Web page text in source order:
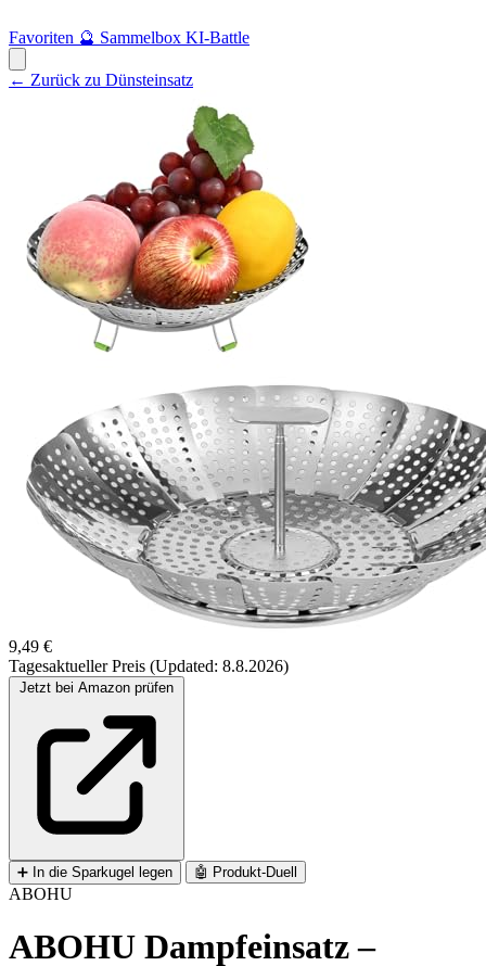
Favoriten 🔮 Sammelbox KI-Battle
← Zurück zu Dünsteinsatz
9,49 €
Tagesaktueller Preis (Updated: 8.8.2026)
➕ In die Sparkugel legen 🤖 Produkt-Duell
ABOHU
ABOHU Dampfeinsatz –